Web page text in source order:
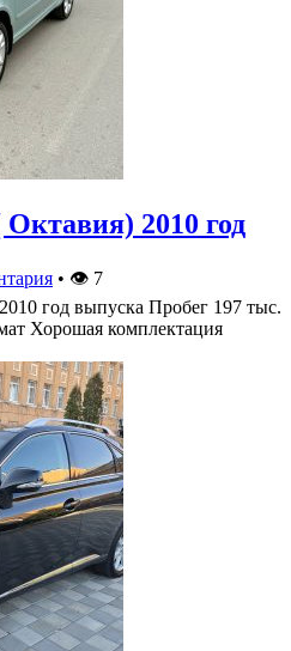
2010 год
• 👁 7
год выпуска Пробег 197 тыс.
Хорошая комплектация